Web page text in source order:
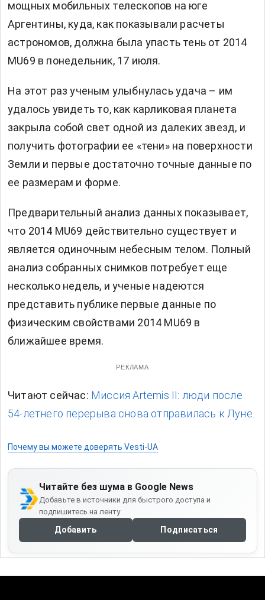
мощных мобильных телескопов на юге
Аргентины, куда, как показывали расчеты
астрономов, должна была упасть тень от 2014
MU69 в понедельник, 17 июля.
На этот раз ученым улыбнулась удача – им
удалось увидеть то, как карликовая планета
закрыла собой свет одной из далеких звезд, и
получить фотографии ее «тени» на поверхности
Земли и первые достаточно точные данные по
ее размерам и форме.
Предварительный анализ данных показывает,
что 2014 MU69 действительно существует и
является одиночным небесным телом. Полный
анализ собранных снимков потребует еще
несколько недель, и ученые надеются
представить публике первые данные по
физическим свойствами 2014 MU69 в
ближайшее время.
РЕКЛАМА
Читают сейчас: Миссия Artemis II: люди после
54-летнего перерыва снова отправилась к Луне.
Почему вы можете доверять Vesti-UA
Читайте без шума в Google News
Добавьте в источники для быстрого доступа и
подпишитесь на ленту
Добавить Подписаться